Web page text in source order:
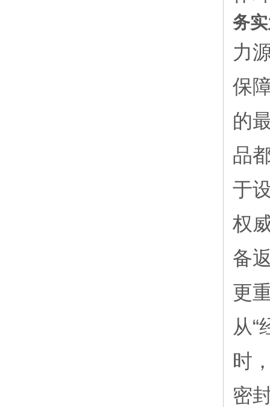
务
力
保
的
品
于
权
备
更
从“
时
密